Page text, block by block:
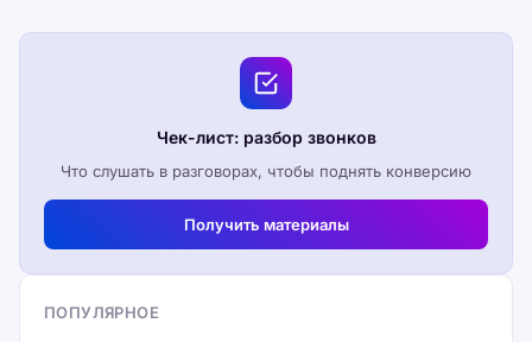
Чек-лист: разбор звонков
Что слушать в разговорах, чтобы поднять конверсию
Получить материалы
ПОПУЛЯРНОЕ